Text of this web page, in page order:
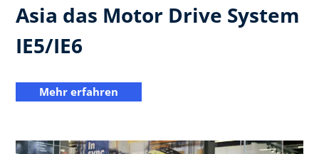
Asia das Motor Drive System
IE5/IE6
Mehr erfahren